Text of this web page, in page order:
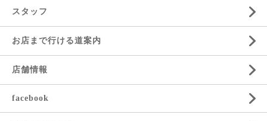
スタッフ
お店まで行ける道案内
店舗情報
facebook